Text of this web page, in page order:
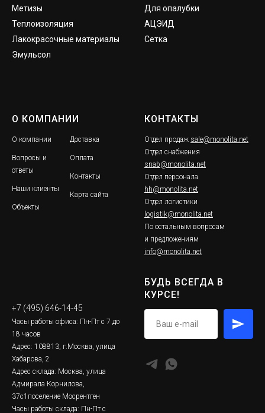
Метизы
Теплоизоляция
Лакокрасочные материалы
Эмульсол
Для опалубки
АЦЭИД
Сетка
О КОМПАНИИ
О компании
Вопросы и
ответы
Наши клиенты
Объекты
Доставка
Оплата
Контакты
Карта сайта
КОНТАКТЫ
Отдел продаж sale@monolita.net
Отдел снабжения
snab@monolita.net
Отдел персонала
hh@monolita.net
Отдел логистики
logistik@monolita.net
По остальным вопросам
и предложениям
info@monolita.net
+7 (495) 646-14-45
Часы работы офиса: Пн-Пт с 7 до
18 часов
Адрес: 108813, г.Москва, улица
Хабарова, 2
Адрес склада: Москва, улица
Адмирала Корнилова,
37с1поселение Мосрентген
Часы работы склада: Пн-Пт с
БУДЬ ВСЕГДА В
КУРСЕ!